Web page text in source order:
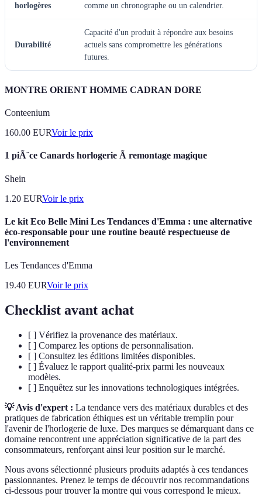
horlogères
comme un chronographe ou un calendrier.
Durabilité
Capacité d'un produit à répondre aux besoins
actuels sans compromettre les générations
futures.
MONTRE ORIENT HOMME CADRAN DORE
Conteenium
160.00 EURVoir le prix
1 piÃ¨ce Canards horlogerie Ã remontage magique
Shein
1.20 EURVoir le prix
Le kit Eco Belle Mini Les Tendances d'Emma : une alternative
éco-responsable pour une routine beauté respectueuse de
l'environnement
Les Tendances d'Emma
19.40 EURVoir le prix
Checklist avant achat
[ ] Vérifiez la provenance des matériaux.
[ ] Comparez les options de personnalisation.
[ ] Consultez les éditions limitées disponibles.
[ ] Évaluez le rapport qualité-prix parmi les nouveaux
modèles.
[ ] Enquêtez sur les innovations technologiques intégrées.
💡 Avis d'expert : La tendance vers des matériaux durables et des
pratiques de fabrication éthiques est un véritable tremplin pour
l'avenir de l'horlogerie de luxe. Des marques se démarquant dans ce
domaine rencontrent une appréciation significative de la part des
consommateurs, renforçant ainsi leur position sur le marché.
Nous avons sélectionné plusieurs produits adaptés à ces tendances
passionnantes. Prenez le temps de découvrir nos recommandations
ci-dessous pour trouver la montre qui vous correspond le mieux.